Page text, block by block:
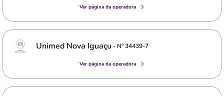
Ver página da operadora
Unimed Nova Iguaçu - Nº34439-7
Ver página da operadora